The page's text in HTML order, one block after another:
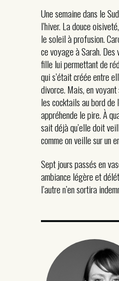
Une semaine dans le
l’hiver. La douce
le soleil à profusion.
ce voyage à Sarah. Des
fille lui permettant de
qui s’était créée entre
divorce. Mais, en
les cocktails au bord de
appréhende le pire. À
sait déjà qu’elle doit
comme on veille sur un
Sept jours passés en
ambiance légère et
l’autre n’en sortira